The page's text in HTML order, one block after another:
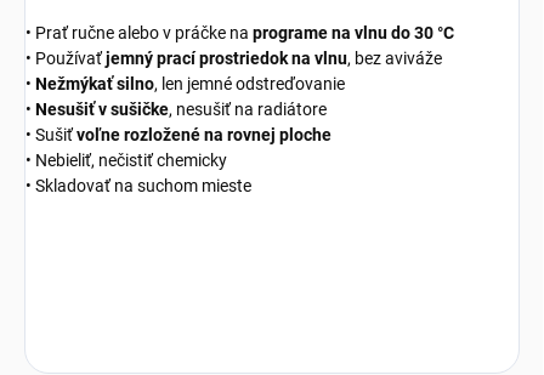
• Prať ručne alebo v práčke na programe na vlnu do 30 °C
• Používaťjemný prací prostriedok na vlnu, bez aviváže
• Nežmýkať silno, len jemné odstreďovanie
• Nesušiť v sušičke, nesušiť na radiátore
• Sušiťvoľne rozložené na rovnej ploche
• Nebieliť, nečistiť chemicky
• Skladovať na suchom mieste